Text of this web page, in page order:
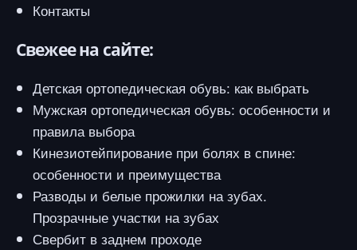
Контакты
Свежее на сайте:
Детская ортопедическая обувь: как выбрать
Мужская ортопедическая обувь: особенности и
правила выбора
Кинезиотейпирование при болях в спине:
особенности и преимущества
Разводы и белые прожилки на зубах.
Прозрачные участки на зубах
Свербит в заднем проходе